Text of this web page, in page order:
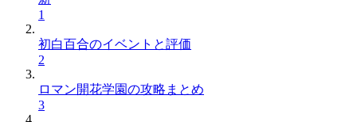
1
初白百合のイベントと評価
2
ロマン開花学園の攻略まとめ
3